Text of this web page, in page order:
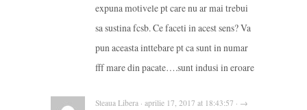
expuna motivele pt care nu ar mai trebui
sa sustina fcsb. Ce faceti in acest sens? Va
pun aceasta inttebare pt ca sunt in numar
fff mare din pacate….sunt indusi in eroare
Steaua Libera · aprilie 17, 2017 at 18:43:57 · →